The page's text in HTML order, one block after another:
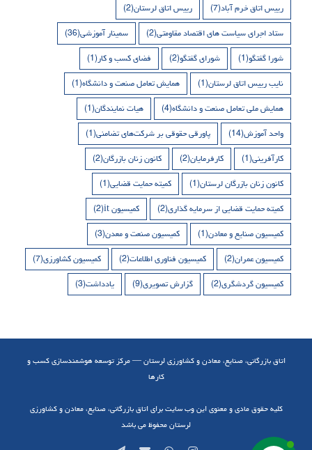
رییس اتاق خرم آباد(7) رییس اتاق لرستان(2)
ستاد اجرای سیاست های اقتصاد مقاومتی(2) سمینار آموزشی(36)
شورا گفتگو(1) شورای گفتگو(2) فضای کسب و کار(1)
نایب رییس اتاق لرستان(1) همایش تعامل صنعت و دانشگاه(1)
همایش ملی تعامل صنعت و دانشگاه(4) هیات نمایندگان(1)
واحد آموزش(14) پاورقی حقوقی بر شرکت‌های تضامنی(1)
کارآفرینی(1) کارفرمایان(2) کانون زنان بازرگان(2)
کانون زنان بازرگان لرستان(1) کمیته حمایت قضایی(1)
کمیته حمایت قضایی از سرمایه گذاری(2) کمیسیون it (2)
کمیسیون صنایع و معادن(1) کمیسیون صنعت و معدن(3)
کمیسیون عمران(2) کمیسیون فناوری اطلاعات(2) کمیسیون کشاورزی(7)
کمیسیون گردشگری(2) گزارش تصویری(9) یادداشت(3)
اتاق بازرگانی، صنایع، معادن و کشاورزی لرستان — مرکز توسعه هوشمندسازی کسب و
کارها
کلیه حقوق مادی و معنوی این وب سایت برای اتاق بازرگانی، صنایع، معادن و کشاورزی
لرستان محفوظ می باشد